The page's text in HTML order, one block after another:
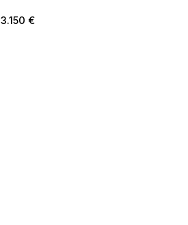
3.150 €